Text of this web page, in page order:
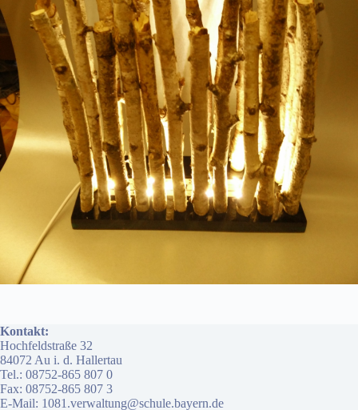
Kontakt:
Hochfeldstraße 32
84072 Au i. d. Hallertau
Tel.: 08752-865 807 0
Fax: 08752-865 807 3
E-Mail: 1081.verwaltung@schule.bayern.de